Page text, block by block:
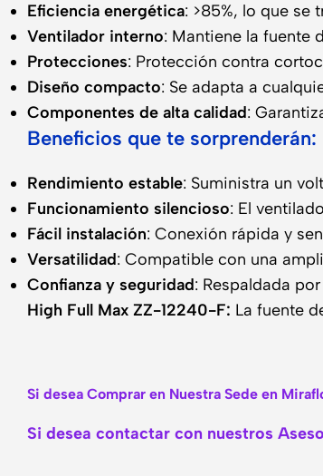
Eficiencia energética: >85%, lo que se
Ventilador interno: Mantiene la fuente
Protecciones: Protección contra
Diseño compacto: Se adapta a
Componentes de alta calidad:
Beneficios que te sorprenderán:
Rendimiento estable: Suministra un
Funcionamiento silencioso: El
Fácil instalación: Conexión rápida y
Versatilidad: Compatible con una
Confianza y seguridad: Respaldada
High Full Max ZZ-12240-F: La fuente
Si desea Comprar en Nuestra Sede en
Si desea contactar con nuestros